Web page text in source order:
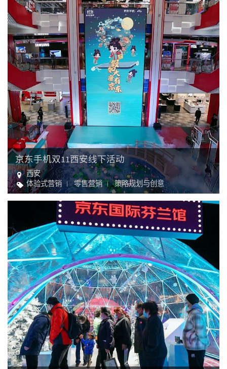
京东手机双11西安线下活动
西安
体验式营销
零售营销
策略规划与创意
零售